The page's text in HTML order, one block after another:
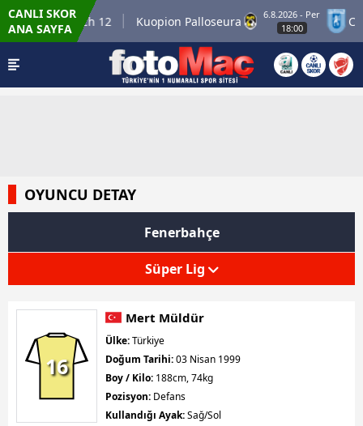
CANLI SKOR
ANA SAYFA
Winner Match 12 Kuopion Palloseura
6.8.2026 - Per
18:00
CS
OYUNCU DETAY
Fenerbahçe
Süper Lig
16
Mert Müldür
Ülke:Türkiye
Doğum Tarihi:03 Nisan 1999
Boy / Kilo: 188cm, 74kg
Pozisyon: Defans
Kullandığı Ayak:Sağ/Sol